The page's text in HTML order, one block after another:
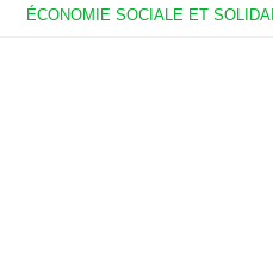
ÉCONOMIE SOCIALE ET